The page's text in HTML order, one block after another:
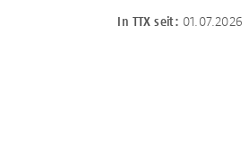
In TTX seit: 01.07.2026